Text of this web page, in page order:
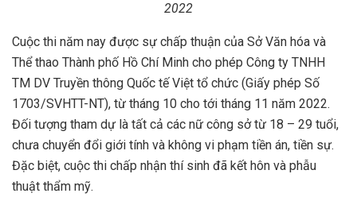
2022
Cuộc thi năm nay được sự chấp thuận của Sở Văn hóa và
Thể thao Thành phố Hồ Chí Minh cho phép Công ty TNHH
TM DV Truyền thông Quốc tế Việt tổ chức (Giấy phép Số
1703/SVHTT-NT), từ tháng 10 cho tới tháng 11 năm 2022.
Đối tượng tham dự là tất cả các nữ công sở từ 18 – 29 tuổi,
chưa chuyển đổi giới tính và không vi phạm tiền án, tiền sự.
Đặc biệt, cuộc thi chấp nhận thí sinh đã kết hôn và phẫu
thuật thẩm mỹ.